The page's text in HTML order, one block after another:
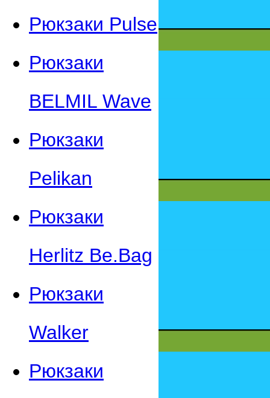
Рюкзаки Pulse
Рюкзаки
BELMIL Wave
Рюкзаки
Pelikan
Рюкзаки
Herlitz Be.Bag
Рюкзаки
Walker
Рюкзаки